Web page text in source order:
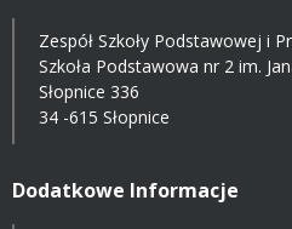
Zespół Szkoły Podstawowej i
Szkoła Podstawowa nr 2 im.
Słopnice 336
34 -615 Słopnice
Dodatkowe Informacje